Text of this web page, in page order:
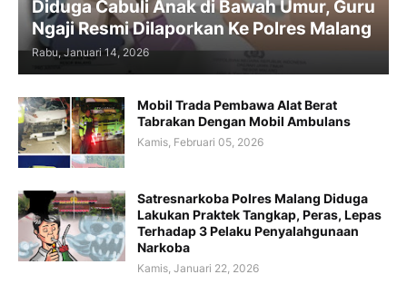
Diduga Cabuli Anak di Bawah Umur, Guru
Ngaji Resmi Dilaporkan Ke Polres Malang
Rabu, Januari 14, 2026
Mobil Trada Pembawa Alat Berat
Tabrakan Dengan Mobil Ambulans
Kamis, Februari 05, 2026
Satresnarkoba Polres Malang Diduga
Lakukan Praktek Tangkap, Peras, Lepas
Terhadap 3 Pelaku Penyalahgunaan
Narkoba
Kamis, Januari 22, 2026